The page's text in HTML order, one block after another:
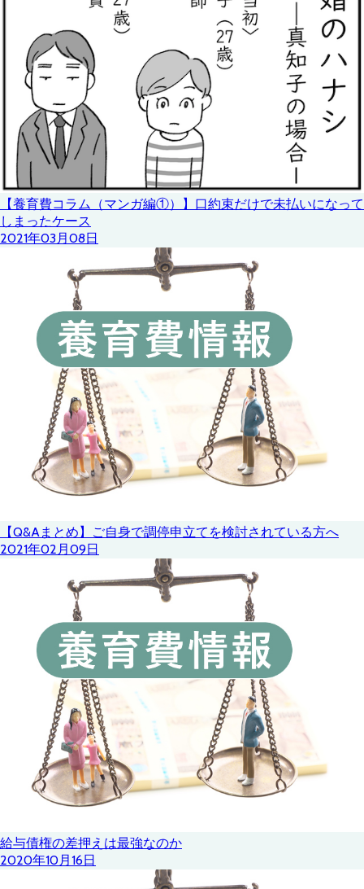
【養育費コラム（マンガ編①）】口約束だけで未払いになって
しまったケース
2021年03月08日
【Q&Aまとめ】ご自身で調停申立てを検討されている方へ
2021年02月09日
給与債権の差押えは最強なのか
2020年10月16日